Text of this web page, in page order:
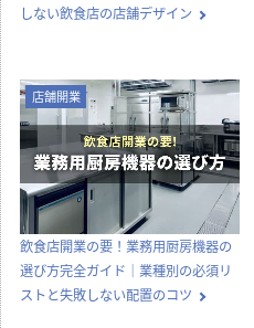
しない飲食店の店舗デザイン
店舗開業
飲食店開業の要！業務用厨房機器の
選び方完全ガイド｜業種別の必須リ
ストと失敗しない配置のコツ